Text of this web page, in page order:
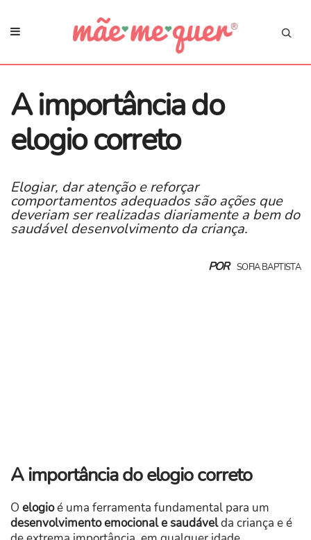
​A importância do
elogio correto
Elogiar, dar atenção e reforçar
comportamentos adequados são ações que
deveriam ser realizadas diariamente a bem do
saudável desenvolvimento da criança.
POR SOFIA BAPTISTA
​A importância do elogio correto
O elogioé uma ferramenta fundamental para um
desenvolvimento emocional e saudávelda criança e é